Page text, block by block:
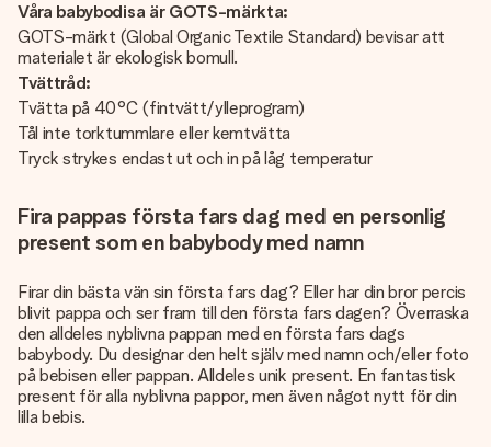
Våra babybodisa är GOTS-märkta:
GOTS-märkt (Global Organic Textile Standard) bevisar att
materialet är ekologisk bomull.
Tvättråd:
Tvätta på 40°C (fintvätt/ylleprogram)
Tål inte torktummlare eller kemtvätta
Tryck strykes endast ut och in på låg temperatur
Fira pappas första fars dag med en personlig
present som en babybody med namn
Firar din bästa vän sin första fars dag? Eller har din bror percis
blivit pappa och ser fram till den första fars dagen? Överraska
den alldeles nyblivna pappan med en första fars dags
babybody. Du designar den helt själv med namn och/eller foto
på bebisen eller pappan. Alldeles unik present. En fantastisk
present för alla nyblivna pappor, men även något nytt för din
lilla bebis.